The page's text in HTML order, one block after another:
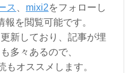
ス mixi2をフォローし
を閲覧可能です。
新しており、記事が埋
多々あるので、
オススメします。